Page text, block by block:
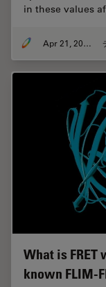
in these values
Apr 21, 2026
What is
known FLIM-